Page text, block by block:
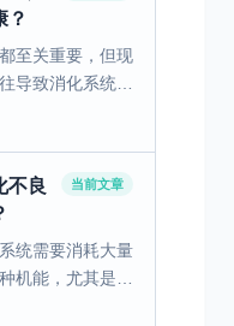
？
至关重要，但现
导致消化系统疾
食调理，可以有
不良
当前文章
统需要消耗大量
机能，尤其是消
疫系统启动后，